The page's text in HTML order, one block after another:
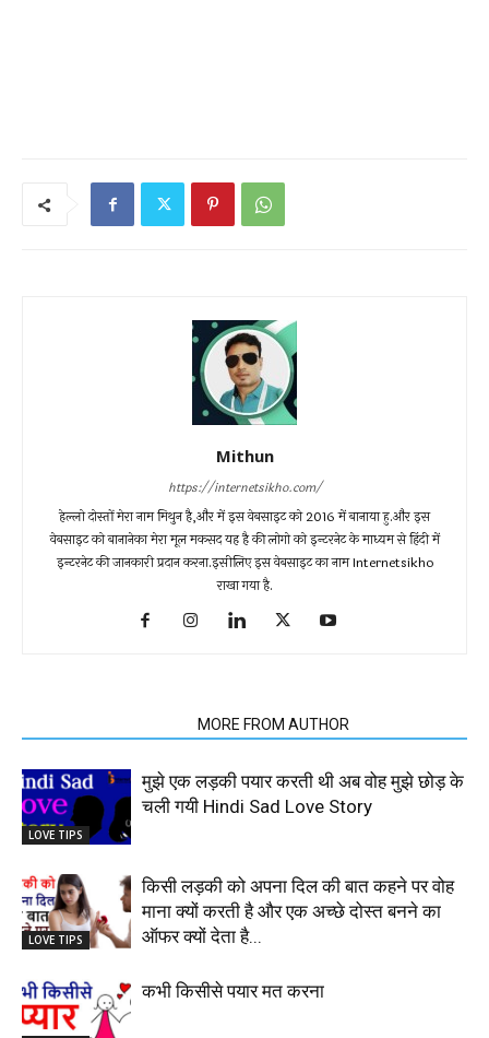
Mithun
https://internetsikho.com/
हेल्लो दोस्तों मेरा नाम मिथुन है,और में इस वेबसाइट को 2016 में बानाया हु.और इस
वेबसाइट को बानानेका मेरा मूल मकसद यह है की लोगो को इन्टरनेट के माध्यम से हिंदी में
इन्टरनेट की जानकारी प्रदान करना.इसीलिए इस वेबसाइट का नाम Internetsikho
राखा गया है.
MORE FROM AUTHOR
LOVE TIPS
मुझे एक लड़की पयार करती थी अब वोह मुझे छोड़ के
चली गयी Hindi Sad Love Story
LOVE TIPS
किसी लड़की को अपना दिल की बात कहने पर वोह
माना क्यों करती है और एक अच्छे दोस्त बनने का
ऑफर क्यों देता है...
कभी किसीसे पयार मत करना